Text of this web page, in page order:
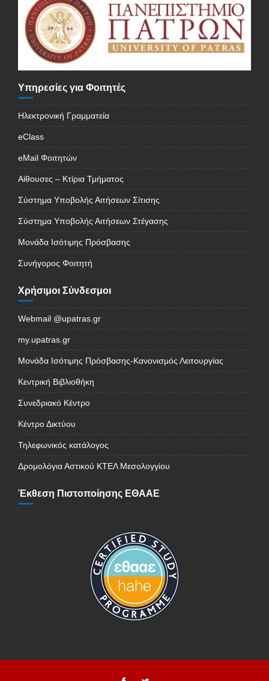
Υπηρεσίες για Φοιτητές
Ηλεκτρονική Γραμματεία
eClass
eMail Φοιτητών
Αίθουσες – Κτίρια Τμήματος
Σύστημα Υποβολής Αιτήσεων Σίτισης
Σύστημα Υποβολής Αιτήσεων Στέγασης
Μονάδα Ισότιμης Πρόσβασης
Συνήγορος Φοιτητή
Χρήσιμοι Σύνδεσμοι
Webmail @upatras.gr
my.upatras.gr
Μονάδα Ισότιμης Πρόσβασης-Κανονισμός Λειτουργίας
Κεντρική Βιβλιοθήκη
Συνεδριακό Κέντρο
Κέντρο Δικτύου
Τηλεφωνικός κατάλογος
Δρομολόγια Αστικού ΚΤΕΛ Μεσολογγίου
Έκθεση Πιστοποίησης ΕΘΑΑΕ